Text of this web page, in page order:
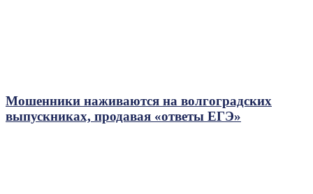
Мошенники наживаются на волгоградских
выпускниках, продавая «ответы ЕГЭ»